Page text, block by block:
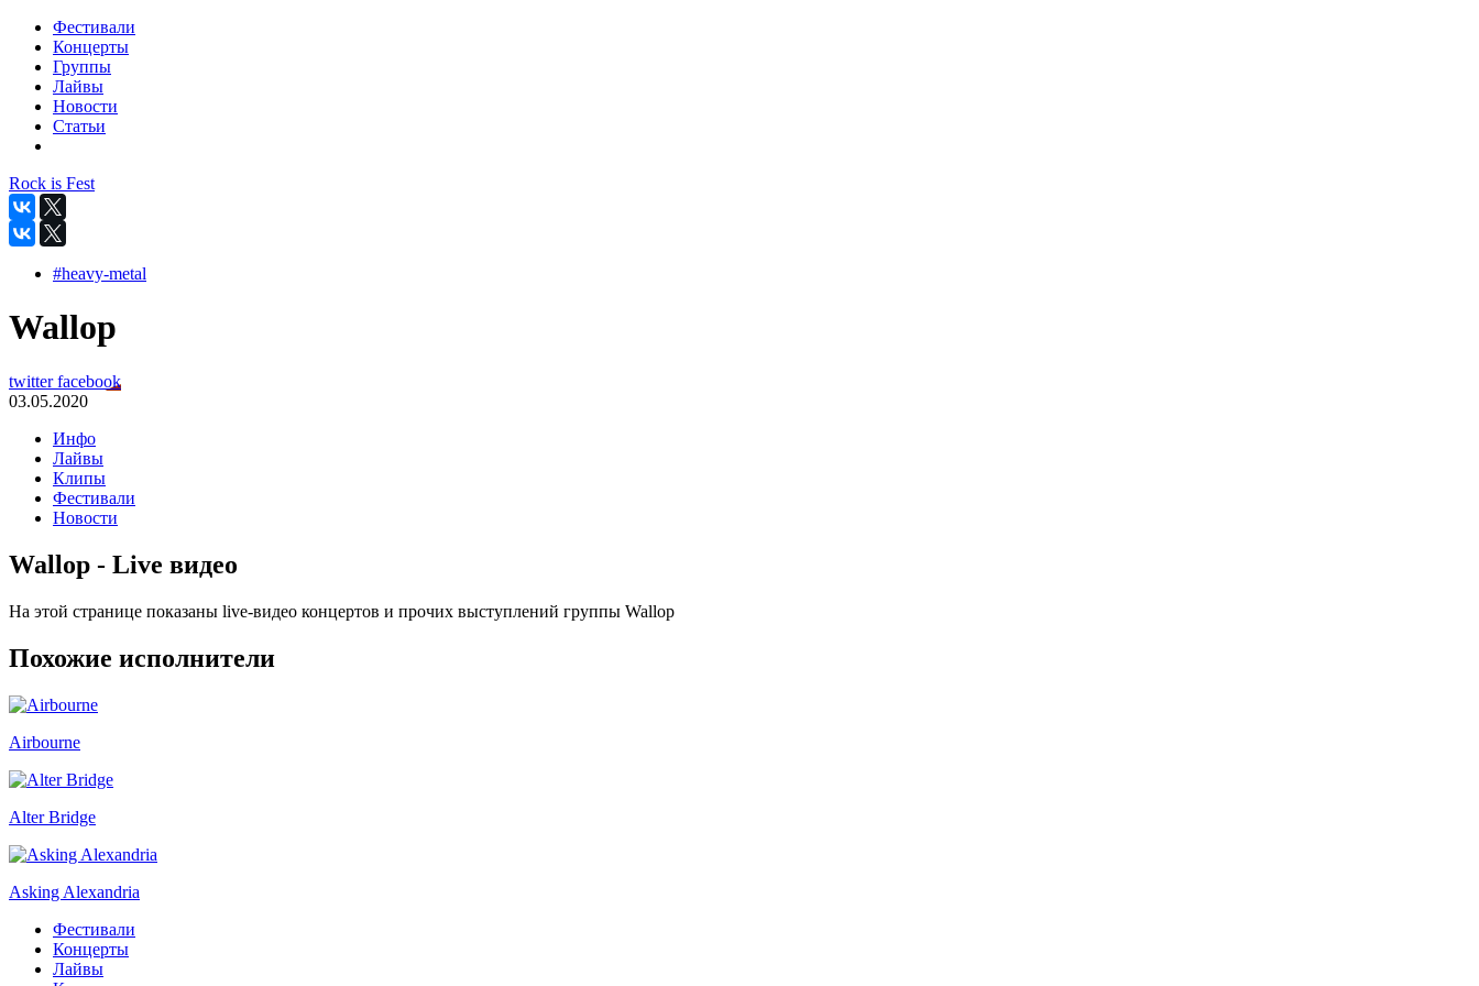
Фестивали
Концерты
Группы
Лайвы
Новости
Статьи
Rock is Fest
#heavy-metal
Wallop
twitterfacebook
03.05.2020
Инфо
Лайвы
Клипы
Фестивали
Новости
Wallop - Live видео
На этой странице показаны live-видео концертов и прочих выступлений группы Wallop
Похожие исполнители
Airbourne
Alter Bridge
Asking Alexandria
Фестивали
Концерты
Лайвы